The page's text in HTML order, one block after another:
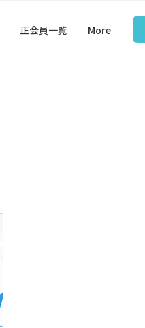
正会員一覧 More